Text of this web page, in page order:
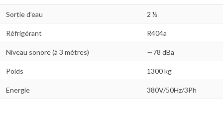
Sortie d’eau 2 ½
Réfrigérant R404a
Niveau sonore (à 3 mètres) ∼78 dBa
Poids 1300 kg
Energie 380V/50Hz/3Ph